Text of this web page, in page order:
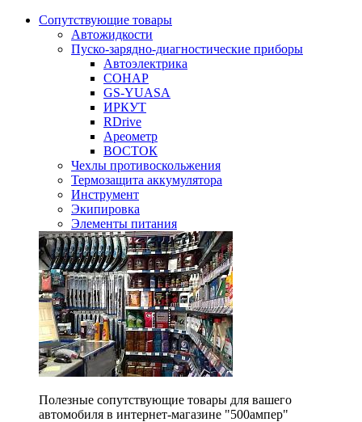
Сопутствующие товары
Автожидкости
Пуско-зарядно-диагностические приборы
Автоэлектрика
СОНАР
GS-YUASA
ИРКУТ
RDrive
Ареометр
ВОСТОК
Чехлы противоскольжения
Термозащита аккумулятора
Инструмент
Экипировка
Элементы питания
Полезные сопутствующие товары для вашего
автомобиля в интернет-магазине "500ампер"